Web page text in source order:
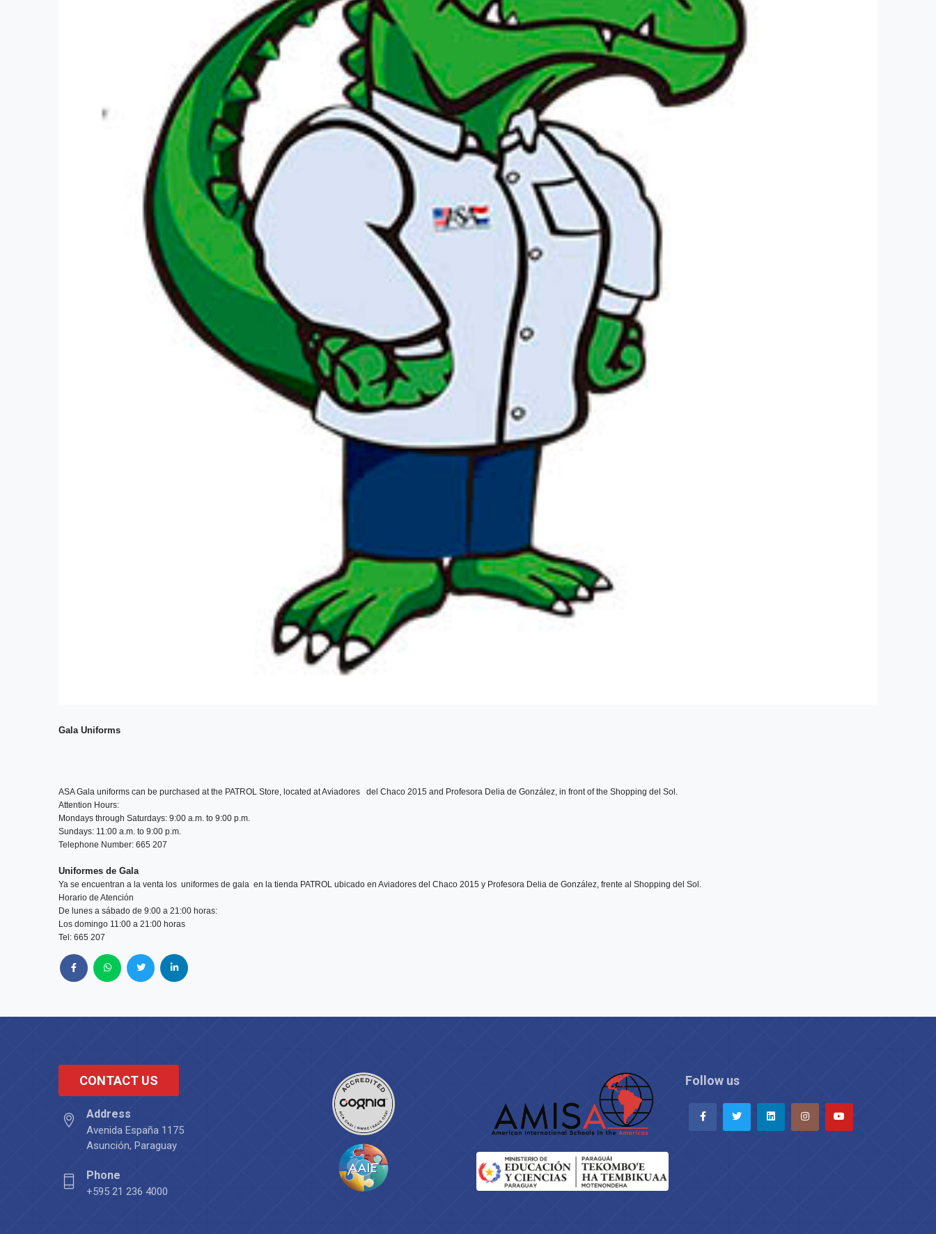
Gala Uniforms
ASA Gala uniforms can be purchased at the PATROL Store, located at Aviadores del Chaco 2015 and Profesora Delia de González, in front of the Shopping del Sol.
Attention Hours:
Mondays through Saturdays: 9:00 a.m. to 9:00 p.m.
Sundays: 11:00 a.m. to 9:00 p.m.
Telephone Number: 665 207
Uniformes de Gala
Ya se encuentran a la venta los uniformes de gala en la tienda PATROL ubicado en Aviadores del Chaco 2015 y Profesora Delia de González, frente al Shopping del Sol.
Horario de Atención
De lunes a sábado de 9:00 a 21:00 horas:
Los domingo 11:00 a 21:00 horas
Tel: 665 207
CONTACT US
Address
Avenida España 1175
Asunción, Paraguay
Phone
+595 21 236 4000
Follow us